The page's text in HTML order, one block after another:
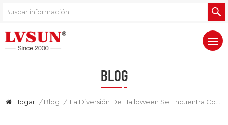
BLOG
Hogar / Blog /